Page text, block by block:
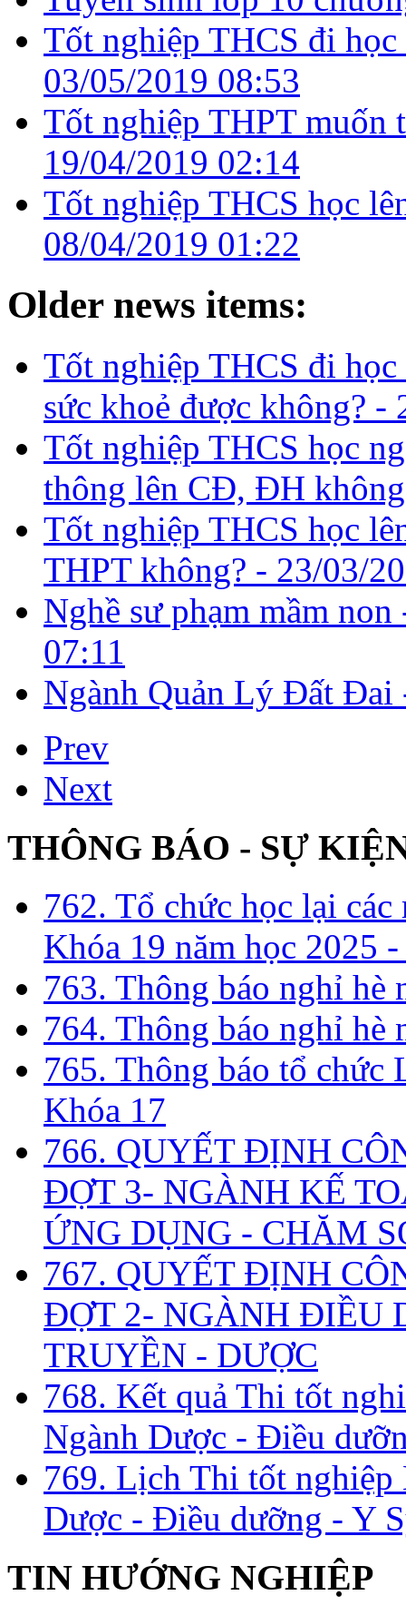
Tốt nghiệp THCS đi
03/05/2019 08:53
Tốt nghiệp THPT muốn
19/04/2019 02:14
Tốt nghiệp THCS học
08/04/2019 01:22
Older news items:
Tốt nghiệp THCS đi học
sức khoẻ được không? -
Tốt nghiệp THCS học
thông lên CĐ, ĐH
Tốt nghiệp THCS học
THPT không? - 23/03/
Nghề sư phạm mầm
07:11
Ngành Quản Lý Đất
Prev
Next
THÔNG BÁO - SỰ
762. Tổ chức học lại
Khóa 19 năm học 2025
763. Thông báo nghỉ hè
764. Thông báo nghỉ hè
765. Thông báo tổ chức
Khóa 17
766. QUYẾT ĐỊNH
ĐỢT 3- NGÀNH KẾ
ỨNG DỤNG - CHĂM
767. QUYẾT ĐỊNH
ĐỢT 2- NGÀNH ĐIỀU
TRUYỀN - DƯỢC
768. Kết quả Thi tốt
Ngành Dược - Điều
769. Lịch Thi tốt
Dược - Điều dưỡng - Y
TIN HƯỚNG NGHIỆP